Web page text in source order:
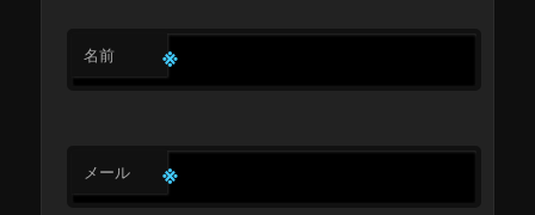
名前 ※
メール ※